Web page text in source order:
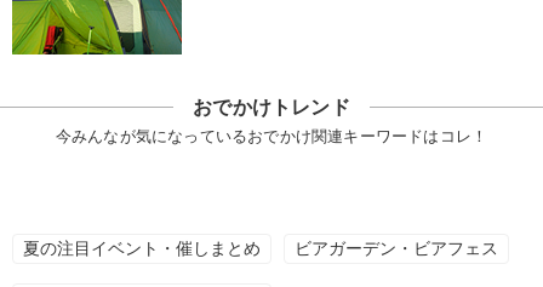
おでかけトレンド
今みんなが気になっているおでかけ関連キーワードはコレ！
夏の注目イベント・催しまとめ ビアガーデン・ビアフェス